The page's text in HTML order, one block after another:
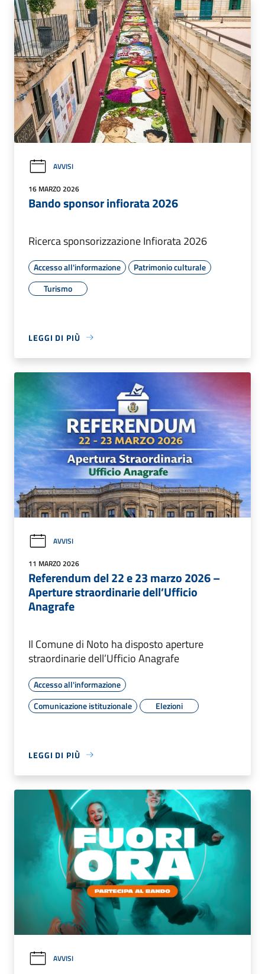
AVVISI
16 MARZO 2026
Bando sponsor infiorata 2026
Ricerca sponsorizzazione Infiorata 2026
Accesso all'informazione
Patrimonio culturale
Turismo
LEGGI DI PIÙ
AVVISI
11 MARZO 2026
Referendum del 22 e 23 marzo 2026 –
Aperture straordinarie dell’Ufficio
Anagrafe
Il Comune di Noto ha disposto aperture
straordinarie dell’Ufficio Anagrafe
Accesso all'informazione
Comunicazione istituzionale
Elezioni
LEGGI DI PIÙ
AVVISI